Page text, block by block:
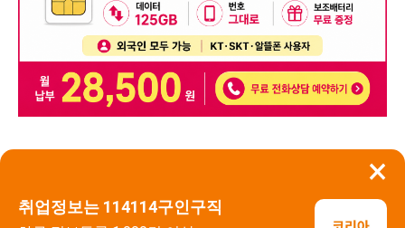
×
취업정보는 114114구인구직